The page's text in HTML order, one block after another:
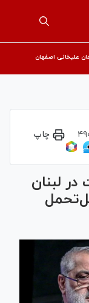
علیخانی اصفهان
چاپ
لبنان